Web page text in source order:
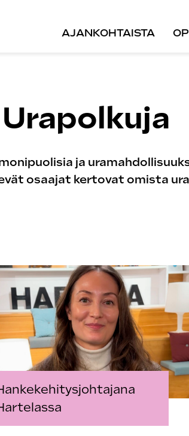
AJANKOHTAISTA
Urapolkuja
ja
osaajat kertovat omista